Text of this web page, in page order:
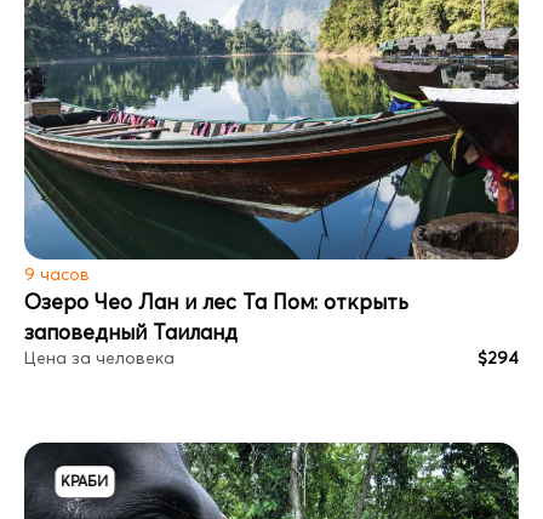
9 часов
Озеро Чео Лан и лес Та Пом: открыть
заповедный Таиланд
Цена за человека $294
КРАБИ